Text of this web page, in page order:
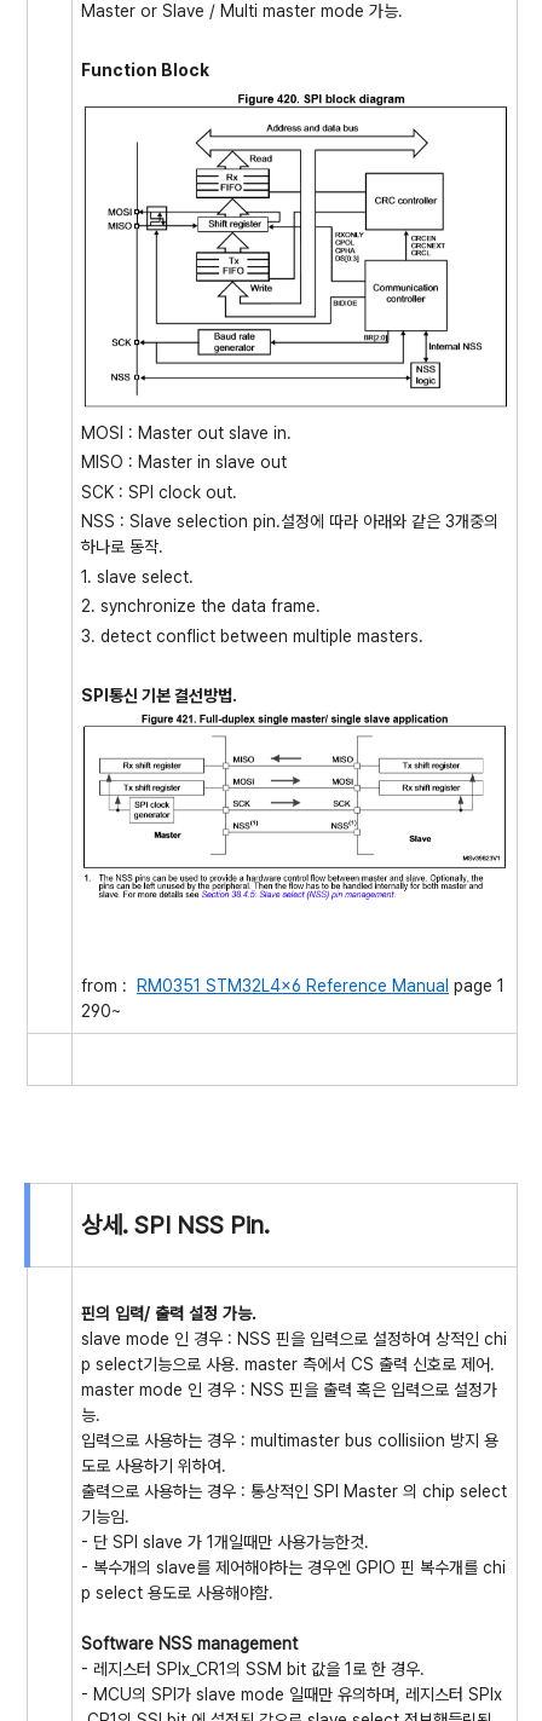
Master or Slave / Multi master mode 가능.
Function Block
MOSI : Master out slave in.
MISO : Master in slave out
SCK : SPI clock out.
NSS : Slave selection pin.설정에 따라 아래와 같은 3개중의
하나로 동작.
1. slave select.
2. synchronize the data frame.
3. detect conflict between multiple masters.
SPI통신 기본 결선방법.
from : RM0351 STM32L4x6 Reference Manual page 1
290~
상세. SPI NSS Pin.
핀의 입력/ 출력 설정 가능.
slave mode 인 경우 : NSS 핀을 입력으로 설정하여 상적인 chi
p select기능으로 사용. master 측에서 CS 출력 신호로 제어.
master mode 인 경우 : NSS 핀을 출력 혹은 입력으로 설정가
능.
입력으로 사용하는 경우 : multimaster bus collisiion 방지 용
도로 사용하기 위하여.
출력으로 사용하는 경우 : 통상적인 SPI Master 의 chip select
기능임.
- 단 SPI slave 가 1개일때만 사용가능한것.
- 복수개의 slave를 제어해야하는 경우엔 GPIO 핀 복수개를 chi
p select 용도로 사용해야함.
Software NSS management
- 레지스터 SPIx_CR1의 SSM bit 값을 1로 한 경우.
- MCU의 SPI가 slave mode 일때만 유의하며, 레지스터 SPIx